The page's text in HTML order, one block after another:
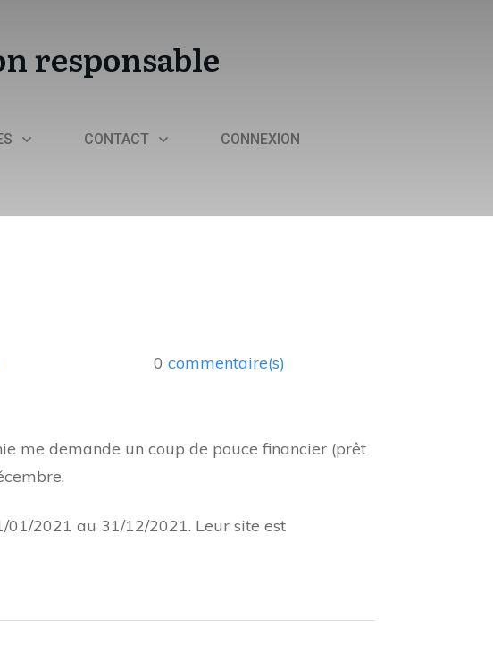
responsable
CONTACT CONNEXION
0 commentaire(s)
me demande un coup de pouce financier (prêt
2021 au 31/12/2021. Leur site est